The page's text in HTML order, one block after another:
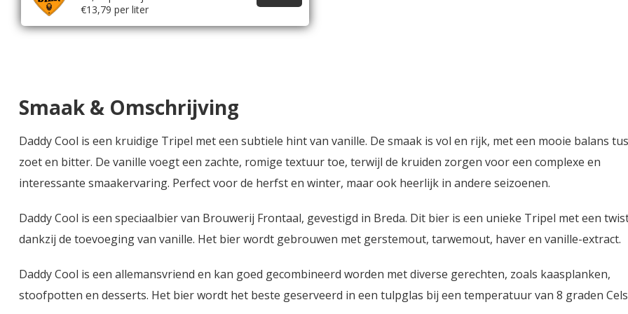
€13,79 per liter
Smaak & Omschrijving
Daddy Cool is een kruidige Tripel met een subtiele hint van vanille. De smaak is vol en rijk, met een mooie balans
zoet en bitter. De vanille voegt een zachte, romige textuur toe, terwijl de kruiden zorgen voor een complexe en
interessante smaakervaring. Perfect voor de herfst en winter, maar ook heerlijk in andere seizoenen.
Daddy Cool is een speciaalbier van Brouwerij Frontaal, gevestigd in Breda. Dit bier is een unieke Tripel met een
dankzij de toevoeging van vanille. Het bier wordt gebrouwen met gerstemout, tarwemout, haver en vanille-extract.
Daddy Cool is een allemansvriend en kan goed gecombineerd worden met diverse gerechten, zoals kaasplanken,
stoofpotten en desserts. Het bier wordt het beste geserveerd in een tulpglas bij een temperatuur van 8 graden